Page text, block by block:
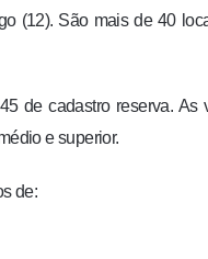
(12). São mais de 40
de cadastro reserva. As
e superior.
de: